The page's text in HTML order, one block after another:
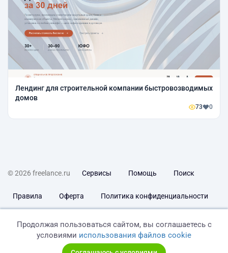
Лендинг для строительной компании быстровозводимых
домов
73 0
© 2026 freelance.ru Сервисы Помощь Поиск
Правила Оферта Политика конфиденциальности
Продолжая пользоваться сайтом, вы соглашаетесь с
условиями использования файлов cookie